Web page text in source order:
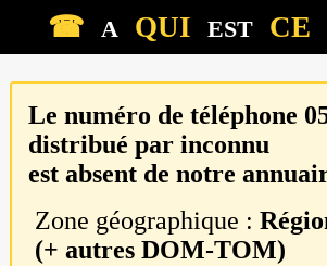
☎ A QUI EST CE
Le numéro de téléphone
distribué par inconnu
est absent de notre
Zone géographique :
(+ autres DOM-TOM)